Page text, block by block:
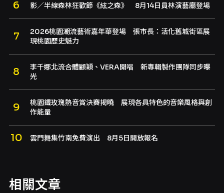
影／半線森林狂歡節《絃之森》 8月14日員林演藝廳登場
2026桃園潮流藝術嘉年華登場 張市長：活化舊城街區展
現桃園歷史魅力
李千娜北流合體顧穎、VERA開唱 新專輯製作團隊同步曝
光
桃園鐵玫瑰熱音賞決賽揭曉 展現各具特色的音樂風格與創
作能量
雲門舞集竹南免費演出 8月5日開放報名
相關文章